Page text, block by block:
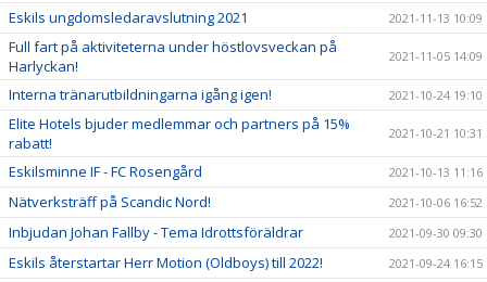
Eskils ungdomsledaravslutning 2021 2021-11-13 10:09
Full fart på aktiviteterna under höstlovsveckan på
Harlyckan!
2021-11-05 14:09
Interna tränarutbildningarna igång igen! 2021-10-24 19:10
Elite Hotels bjuder medlemmar och partners på 15%
rabatt!
2021-10-21 10:31
Eskilsminne IF - FC Rosengård 2021-10-13 11:16
Nätverksträff på Scandic Nord! 2021-10-06 16:52
Inbjudan Johan Fallby - Tema Idrottsföräldrar 2021-09-30 09:30
Eskils återstartar Herr Motion (Oldboys) till 2022! 2021-09-24 16:15